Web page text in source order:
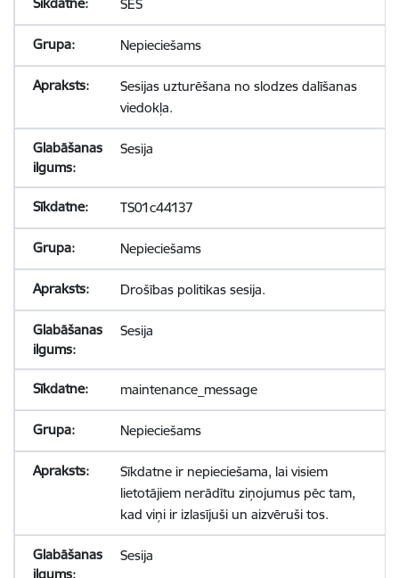
SES
Nepieciešams
Sesijas uzturēšana no slodzes dalīšanas
viedokļa.
Sesija
TS01c44137
Nepieciešams
Drošības politikas sesija.
Sesija
maintenance_message
Nepieciešams
Sīkdatne ir nepieciešama, lai visiem
lietotājiem nerādītu ziņojumus pēc tam,
kad viņi ir izlasījuši un aizvēruši tos.
Sesija